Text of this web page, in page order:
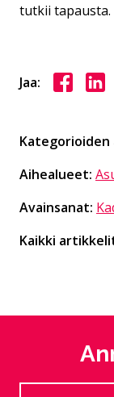
tutkii tapausta.
Jaa: Jaa
Kategorioiden
Aihealueet:
Avainsanat:
Kaikki